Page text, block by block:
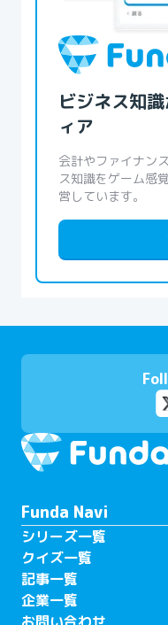
ビジネス知
ィア
会計やファイナン
ス知識をゲーム感
営しています。
Funda Navi
シリーズ一覧
クイズ一覧
記事一覧
企業一覧